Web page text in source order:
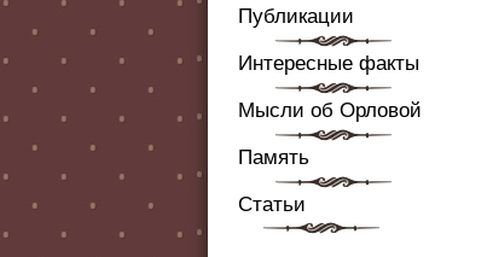
Публикации
Интересные факты
Мысли об Орловой
Память
Статьи